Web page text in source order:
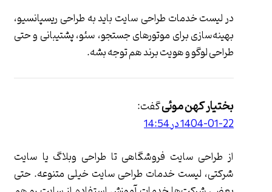
در لیست خدمات طراحی سایت باید به طراحی ریسپانسیو،
بهینه‌سازی برای موتورهای جستجو، سئو، پشتیبانی و حتی
طراحی لوگو و هویت برند هم توجه بشه.
بختیار کهن موئیگفت:
1404-01-22 در 14:54
از طراحی سایت فروشگاهی تا طراحی وبلاگ یا سایت
شرکتی، لیست خدمات طراحی سایت خیلی متنوعه. حتی